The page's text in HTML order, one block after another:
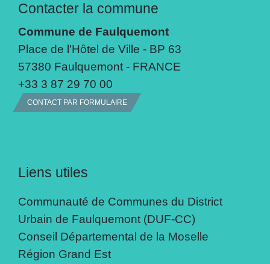
Contacter la commune
Commune de Faulquemont
Place de l'Hôtel de Ville - BP 63
57380 Faulquemont - FRANCE
+33 3 87 29 70 00
CONTACT PAR FORMULAIRE
Liens utiles
Communauté de Communes du District
Urbain de Faulquemont (DUF-CC)
Conseil Départemental de la Moselle
Région Grand Est